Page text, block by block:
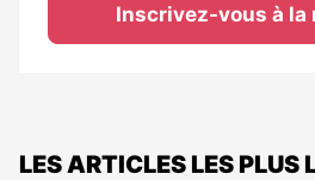
Inscrivez-vous à la
LES ARTICLES LES PLUS